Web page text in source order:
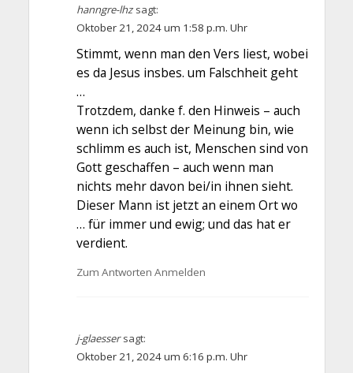
hanngre-lhz sagt:
Oktober 21, 2024 um 1:58 p.m. Uhr
Stimmt, wenn man den Vers liest, wobei
es da Jesus insbes. um Falschheit geht
…
Trotzdem, danke f. den Hinweis – auch
wenn ich selbst der Meinung bin, wie
schlimm es auch ist, Menschen sind von
Gott geschaffen – auch wenn man
nichts mehr davon bei/in ihnen sieht.
Dieser Mann ist jetzt an einem Ort wo
… für immer und ewig; und das hat er
verdient.
Zum Antworten Anmelden
j-glaesser sagt:
Oktober 21, 2024 um 6:16 p.m. Uhr